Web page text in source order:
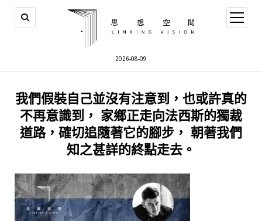
2026-08-09
open
menu
我們假裝自己並沒有注意到，也或許真的
不再意識到， 家鄉正走向法西斯的獨裁
道路，確切追隨著它的腳步， 朝著我們
知之甚詳的終點走去。